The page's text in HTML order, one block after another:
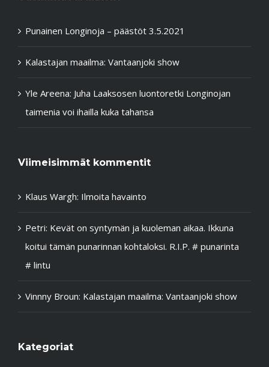
Punainen Longinoja – päästöt 3.5.2021
Kalastajan maailma: Vantaanjoki show
Yle Areena: Juha Laaksosen luontoretki Longinojan
taimenia voi ihailla kuka tahansa
Viimeisimmät kommentit
Klaus Wargh: Ilmoita havainto
Petri: Kevät on syntymän ja kuoleman aikaa. Ikkuna
koitui tämän punarinnan kohtaloksi. R.I.P. # punarinta
# lintu
Vinnny Broun: Kalastajan maailma: Vantaanjoki show
Kategoriat